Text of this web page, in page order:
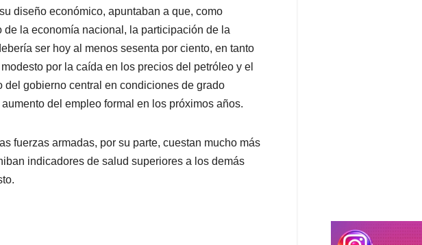
diseño económico, apuntaban a que, como
la economía nacional, la participación de la
ser hoy al menos sesenta por ciento, en tanto
por la caída en los precios del petróleo y el
gobierno central en condiciones de grado
del empleo formal en los próximos años.
fuerzas armadas, por su parte, cuestan mucho más
indicadores de salud superiores a los demás